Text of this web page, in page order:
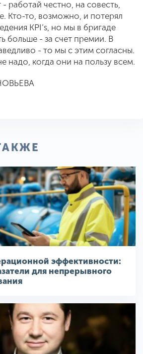
работай честно, на совесть,
Кто-то, возможно, и потерял
KPI’s, но мы в бригаде
больше - за счет премии. В
- то мы с этим согласны.
надо, когда они на пользу всем.
эффективности:
для непрерывного